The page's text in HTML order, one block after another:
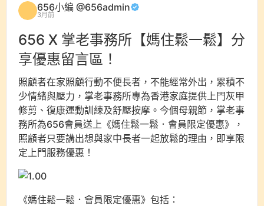
656小編 @656admin
3月前
656 X 掌老事務所【媽住鬆一鬆】分
享優惠留言區！
照顧者在家照顧行動不便長者，不能經常外出，累積不
少情緒與壓力，掌老事務所專為香港家庭提供上門灰甲
修剪、復康運動訓練及舒壓按摩。今個母親節，掌老事
務所為656會員送上《媽住鬆一鬆．會員限定優惠》，
照顧者只要講出想與家中長者一起放鬆的理由，即享限
定上門服務優惠！
《媽住鬆一鬆．會員限定優惠》包括：